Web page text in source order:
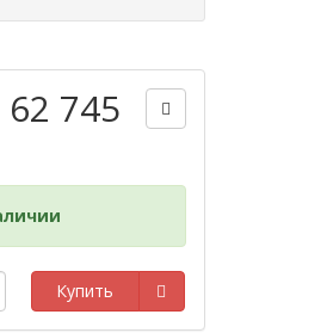
745
Купить